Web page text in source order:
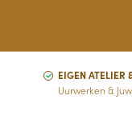
EIGEN ATELIER
Uurwerken &